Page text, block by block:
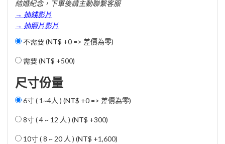
結婚紀念，下單後請主動聯繫客服
→ 抽錢影片
→ 抽照片影片
不需要 (NT$ +0 => 差價為零)
需要 (NT$ +500)
尺寸份量
6寸 ( 1~4人 ) (NT$ +0 => 差價為零)
8寸 ( 4 ~ 12 人 ) (NT$ +300)
10寸 ( 8 ~ 20 人 ) (NT$ +1,600)